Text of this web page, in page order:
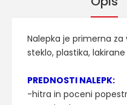
Nalepka je primerna
steklo, plastika, lakirane
PREDNOSTI NALEPK:
-hitra in poceni